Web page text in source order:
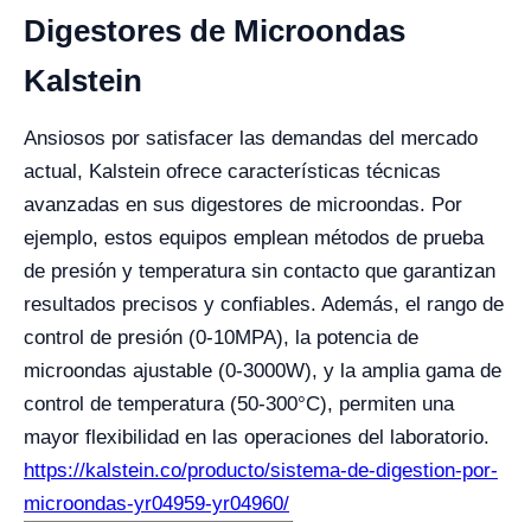
Digestores de Microondas
Kalstein
Ansiosos por satisfacer las demandas del mercado
actual, Kalstein ofrece características técnicas
avanzadas en sus digestores de microondas. Por
ejemplo, estos equipos emplean métodos de prueba
de presión y temperatura sin contacto que garantizan
resultados precisos y confiables. Además, el rango de
control de presión (0-10MPA), la potencia de
microondas ajustable (0-3000W), y la amplia gama de
control de temperatura (50-300°C), permiten una
mayor flexibilidad en las operaciones del laboratorio.
https://kalstein.co/producto/sistema-de-digestion-por-
microondas-yr04959-yr04960/